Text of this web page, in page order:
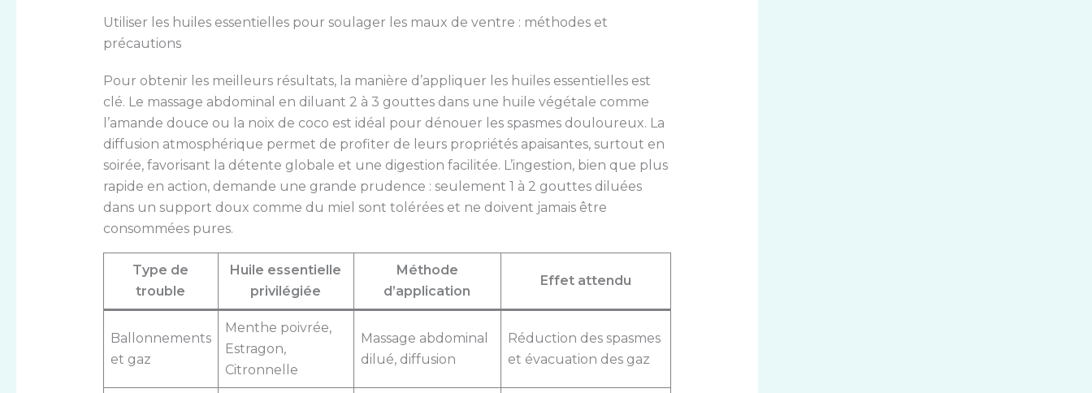
Utiliser les huiles essentielles pour soulager les maux de ventre : méthodes et
précautions
Pour obtenir les meilleurs résultats, la manière d’appliquer les huiles essentielles est
clé. Le massage abdominal en diluant 2 à 3 gouttes dans une huile végétale comme
l’amande douce ou la noix de coco est idéal pour dénouer les spasmes douloureux. La
diffusion atmosphérique permet de profiter de leurs propriétés apaisantes, surtout en
soirée, favorisant la détente globale et une digestion facilitée. L’ingestion, bien que plus
rapide en action, demande une grande prudence : seulement 1 à 2 gouttes diluées
dans un support doux comme du miel sont tolérées et ne doivent jamais être
consommées pures.
Type de
trouble
Huile essentielle
privilégiée
Méthode
d’application
Effet attendu
Ballonnements
et gaz
Menthe poivrée,
Estragon,
Citronnelle
Massage abdominal
dilué, diffusion
Réduction des spasmes
et évacuation des gaz